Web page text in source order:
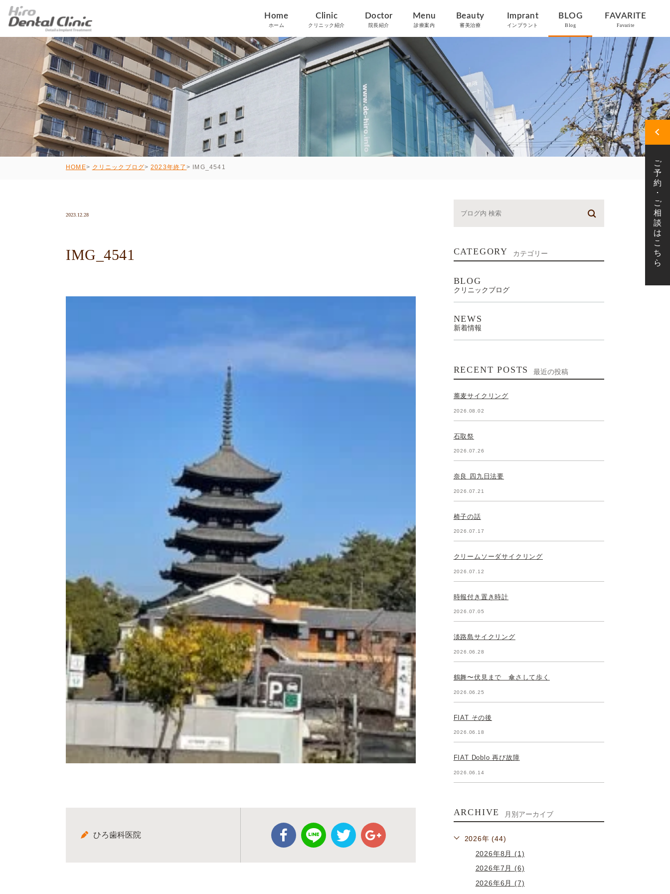
Home
ホーム
Clinic
クリニック紹介
Doctor
院長紹介
Menu
診療案内
Beauty
審美治療
Imprant
インプラント
BLOG
Blog
FAVARITE
Favarite
HOME クリニックブログ 2023年終了 IMG_4541
2023.12.28
IMG_4541
ひろ歯科医院
CATEGORY カテゴリー
BLOG
クリニックブログ
NEWS
新着情報
RECENT POSTS 最近の投稿
蕎麦サイクリング
2026.08.02
石取祭
2026.07.26
奈良 四九日法要
2026.07.21
椅子の話
2026.07.17
クリームソーダサイクリング
2026.07.12
時報付き置き時計
2026.07.05
淡路島サイクリング
2026.06.28
鶴舞〜伏見まで 傘さして歩く
2026.06.25
FIAT その後
2026.06.18
FIAT Doblo 再び故障
2026.06.14
ARCHIVE 月別アーカイブ
2026年 (44)
2026年8月 (1)
2026年7月 (6)
2026年6月 (7)